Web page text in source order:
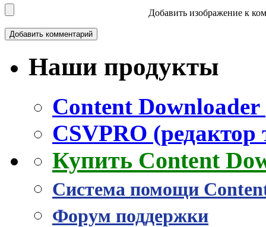
Добавить изображение к
Наши продукты
Content Downloader
CSVPRO (редактор
Купить Content
Система помощи
Форум поддержки